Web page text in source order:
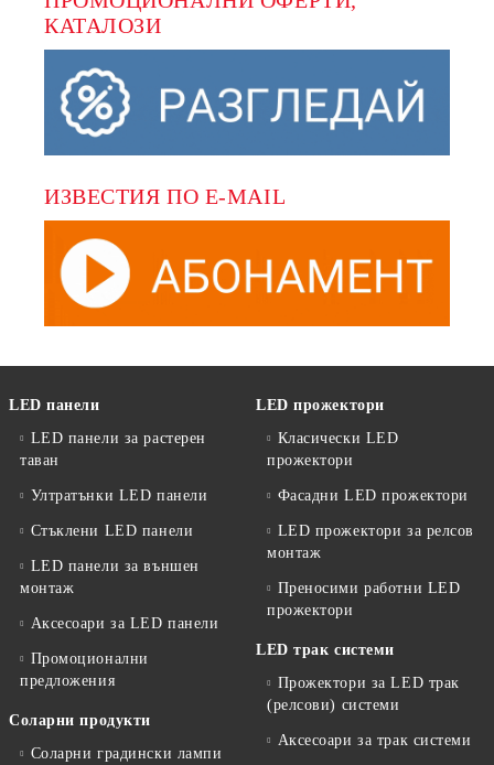
КАТАЛОЗИ
ИЗВЕСТИЯ ПО E-MAIL
LED панели
LED панели за растерен
таван
Ултратънки LED панели
Стъклени LED панели
LED панели за външен
монтаж
Аксесоари за LED панели
Промоционални
предложения
Соларни продукти
Соларни градински лампи
LED прожектори
Класически LED
прожектори
Фасадни LED прожектори
LED прожектори за релсов
монтаж
Преносими работни LED
прожектори
LED трак системи
Прожектори за LED трак
(релсови) системи
Аксесоари за трак системи